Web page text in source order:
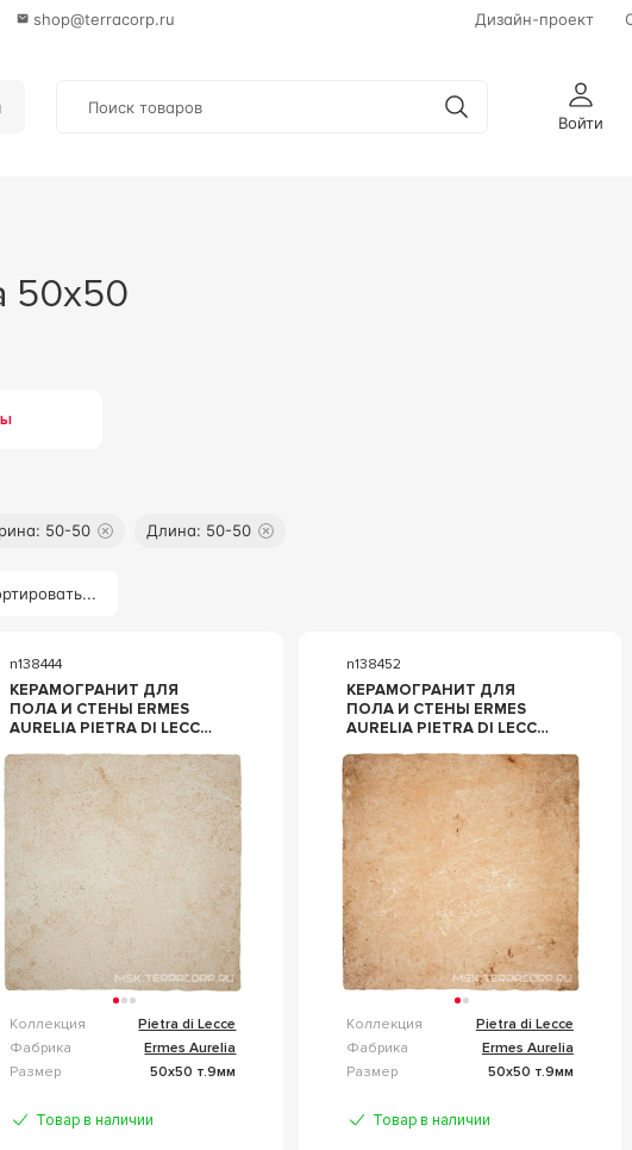
shop@terracorp.ru Дизайн-проект
Войти
50x50
: 50-50 Длина: 50-50
n138444
КЕРАМОГРАНИТ ДЛЯ
ПОЛА И СТЕНЫ ERMES
AURELIA PIETRA DI LECCE
Коллекция
Pietra di Lecce
Фабрика
Ermes Aurelia
Размер
50x50 т.9мм
Товар в наличии
n138452
КЕРАМОГРАНИТ ДЛЯ
ПОЛА И СТЕНЫ ERMES
AURELIA PIETRA DI LECCE
Коллекция
Pietra di Lecce
Фабрика
Ermes Aurelia
Размер
50x50 т.9мм
Товар в наличии